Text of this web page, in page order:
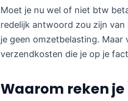
Moet je nu wel of niet btw
redelijk antwoord zou zijn
je geen omzetbelasting. Maar
verzendkosten die je op je
Waarom reken